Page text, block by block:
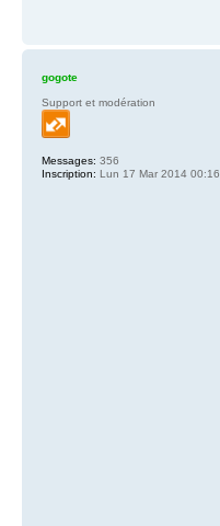
gogote
Support et modération
Messages: 356
Inscription: Lun 17 Mar 2014 00:16